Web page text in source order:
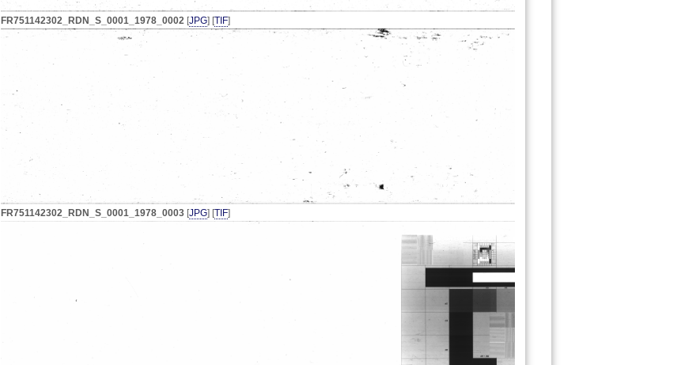
FR751142302_RDN_S_0001_1978_0002 [JPG] [TIF]
FR751142302_RDN_S_0001_1978_0003 [JPG] [TIF]